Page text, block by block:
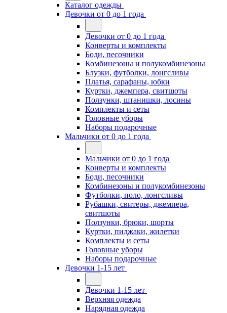
Каталог одежды
Девочки от 0 до 1 года
Девочки от 0 до 1 года
Конверты и комплекты
Боди, песочники
Комбинезоны и полукомбинезоны
Блузки, футболки, лонгсливы
Платья, сарафаны, юбки
Куртки, джемпера, свитшоты
Ползунки, штанишки, лосины
Комплекты и сеты
Головные уборы
Наборы подарочные
Мальчики от 0 до 1 года
Мальчики от 0 до 1 года
Конверты и комплекты
Боди, песочники
Комбинезоны и полукомбинезоны
Футболки, поло, лонгсливы
Рубашки, свитеры, джемпера,
свитшоты
Ползунки, брюки, шорты
Куртки, пиджаки, жилетки
Комплекты и сеты
Головные уборы
Наборы подарочные
Девочки 1-15 лет
Девочки 1-15 лет
Верхняя одежда
Нарядная одежда